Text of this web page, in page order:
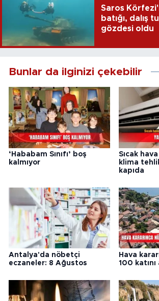
Saros
batığı, dalış
gözdesi oldu
Bunlar da ilginizi çekebilir
‘Hababam Sınıfı’ boş
kalmıyor
Sıcak
klima
kapıda
Antalya'da nöbetçi
eczaneler: 8 Ağustos
Hava
100 katını